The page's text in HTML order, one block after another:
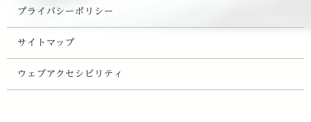
プライバシーポリシー
サイトマップ
ウェブアクセシビリティ